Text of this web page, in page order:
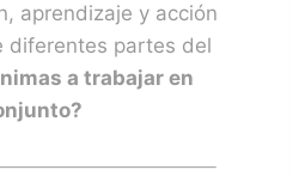
aprendizaje y acción
diferentes partes del
a trabajar en